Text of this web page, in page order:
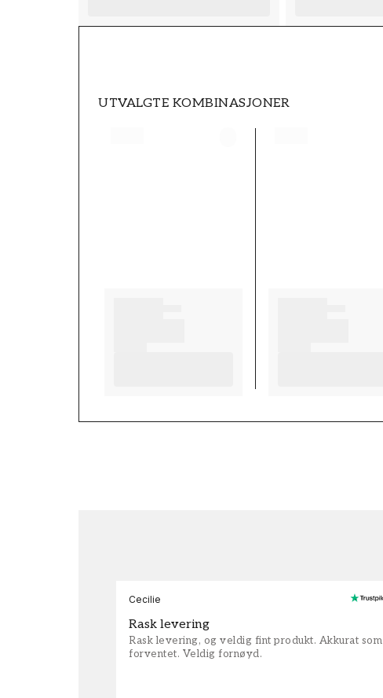
UTVALGTE KOMBINASJONER
Cecilie
Rask levering
Rask levering, og veldig fint produkt. Akkurat som
forventet. Veldig fornøyd.